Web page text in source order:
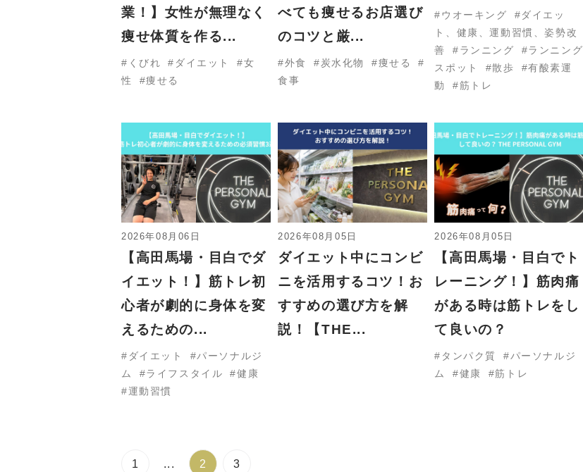
業！】女性が無理なく
痩せ体質を作る...
くびれ ダイエット
女
性
痩せる
べても痩せるお店選び
のコツと厳...
外食 炭水化物
痩せる
食事
ウオーキング
ダイエッ
ト、健康、運動習慣、姿勢改
善
ランニング
ランニング
スポット
散歩
有酸素運
動
筋トレ
2026年08月06日
【高田馬場・目白でダ
イエット！】筋トレ初
心者が劇的に身体を変
えるための...
ダイエット
パーソナルジ
ム
ライフスタイル
健康
運動習慣
2026年08月05日
ダイエット中にコンビ
ニを活用するコツ！お
すすめの選び方を解
説！【THE...
2026年08月05日
【高田馬場・目白でト
レーニング！】筋肉痛
がある時は筋トレをし
て良いの？
タンパク質
パーソナルジ
ム
健康 筋トレ
1 ... 2 3